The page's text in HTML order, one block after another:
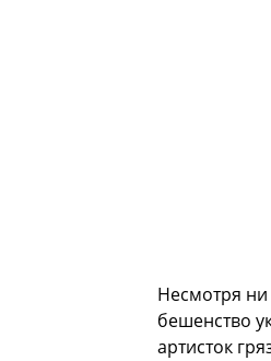
Несмотря
бешенство
артисток